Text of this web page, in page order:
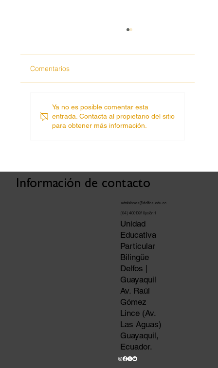
Comentarios
Ya no es posible comentar esta
entrada. Contacta al propietario del sitio
para obtener más información.
admisiones@delfos.edu.ec
(04) 4001081 Opción 1
Unidad
Educativa
Particular
Bilingüe
Delfos |
Guayaquil
Av. Raúl
Gómez
Lince (Av.
Las Aguas)
Guayaquil,
Ecuador.
Información de contacto